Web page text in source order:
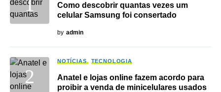
Como descobrir quantas vezes um
celular Samsung foi consertado
by admin
NOTÍCIAS TECNOLOGIA
Anatel e lojas online fazem acordo para
proibir a venda de minicelulares usados